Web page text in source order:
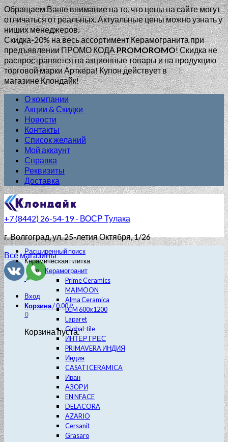
Обращаем Ваше внимание на то, что цены на сайте могут
отличаться от реальных. Актуальные цены можно узнать у
ниших менеджеров.
Скидка-20% на весь ассортимент Керамогранита при
предъявлении ПРОМО КОДАPROMOROMO!Скидка не
распространяется на акционные товары и на продукцию
торговой марки Арткера! Купон действует в
магазине Клондайк!
О компании
Акции & Скидки
Новости
Контакты
Список желаний
Мой аккаунт
Справка
Реквизиты
Доставка
+7 (8442) 26-54-19 - ВОСР Тулака
г. Волгоград, ул. 25-летия Октября, 1/26
Все магазины
Вход
Корзина/0.00₽
0
Корзина пуста.
Расширенный поиск
Керамическая плитка
Керамогранит
Prime Ceramics
MAIMOON
Alma Ceramica
LCM 600х1200
Laparet
Global-tile
ИНТЕР ГРЕС
PRIMAVERA ИНДИЯ
Индия
CASATI CERAMICA
Иран
АЗОРИ
EN NFACE
DELACORA
AZARIO
Cersanit
Grasaro